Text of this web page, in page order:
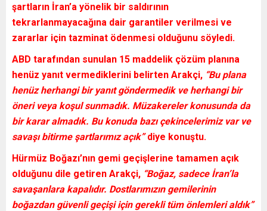
şartların İran’a yönelik bir saldırının
tekrarlanmayacağına dair garantiler verilmesi ve
zararlar için tazminat ödenmesi olduğunu söyledi.
ABD tarafından sunulan 15 maddelik çözüm planına
henüz yanıt vermediklerini belirten Arakçi, “Bu plana
henüz herhangi bir yanıt göndermedik ve herhangi bir
öneri veya koşul sunmadık. Müzakereler konusunda da
bir karar almadık. Bu konuda bazı çekincelerimiz var ve
savaşı bitirme şartlarımız açık”diye konuştu.
Hürmüz Boğazı’nın gemi geçişlerine tamamen açık
olduğunu dile getiren Arakçi, “Boğaz, sadece İran’la
savaşanlara kapalıdır. Dostlarımızın gemilerinin
boğazdan güvenli geçişi için gerekli tüm önlemleri aldık”